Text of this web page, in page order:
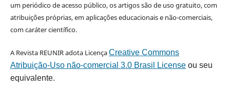
um periódico de acesso público, os artigos são de uso gratuito, com
atribuições próprias, em aplicações educacionais e não-comerciais,
com caráter científico.
A Revista REUNIR adota LicençaCreative Commons
Atribuição-Uso não-comercial 3.0 Brasil Licenseou seu
equivalente.